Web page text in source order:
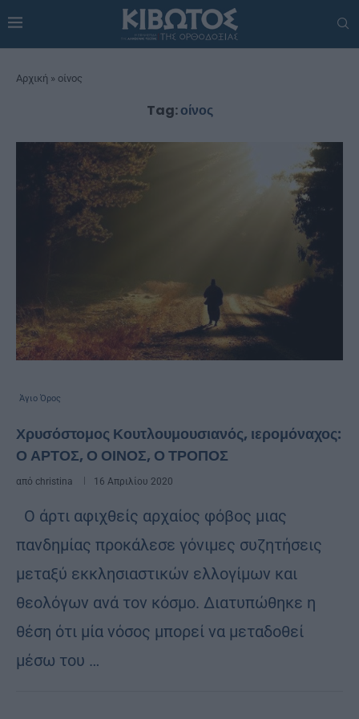
Αρχική » οίνος
Tag:οίνος
Άγιο Όρος
Χρυσόστομος Κουτλουμουσιανός, ιερομόναχος:
Ο ΑΡΤΟΣ, Ο ΟΙΝΟΣ, Ο ΤΡΟΠΟΣ
από christina 16 Απριλίου 2020
Ο άρτι αφιχθείς αρχαίος φόβος μιας
πανδημίας προκάλεσε γόνιμες συζητήσεις
μεταξύ εκκλησιαστικών ελλογίμων και
θεολόγων ανά τον κόσμο. Διατυπώθηκε η
θέση ότι μία νόσος μπορεί να μεταδοθεί
μέσω του …